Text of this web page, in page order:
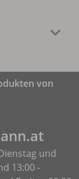
von
und
13:00 -